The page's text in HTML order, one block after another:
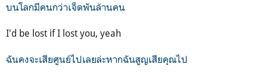
บนโลกมีคนกว่าเจ็ดพันล้านคน
I'd be lost if I lost you, yeah
ฉันคงจะเสียศูนย์ไปเลยล่ะหากฉันสูญเสียคุณไป